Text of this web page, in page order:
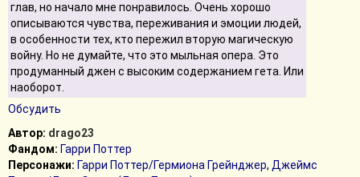
глав, но начало мне понравилось. Очень хорошо
описываются чувства, переживания и эмоции людей,
в особенности тех, кто пережил вторую магическую
войну. Но не думайте, что это мыльная опера. Это
продуманный джен с высоким содержанием гета. Или
наоборот.
Обсудить
Автор: drago23
Фандом: Гарри Поттер
Персонажи: Гарри Поттер/Гермиона Грейнджер, Джеймс